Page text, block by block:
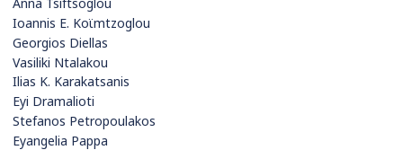
Ioannis E. Koϊmtzoglou
Georgios Diellas
Vasiliki Ntalakou
Ilias K. Karakatsanis
Eyi Dramalioti
Stefanos Petropoulakos
Eyangelia Pappa